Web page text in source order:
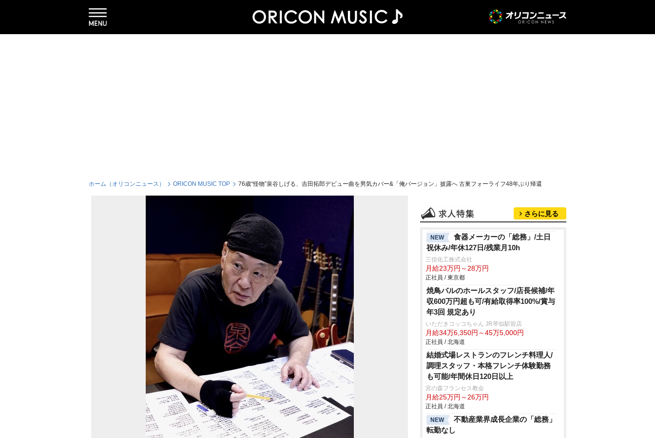
ホーム（オリコンニュース） ORICON MUSIC TOP 76歳“怪物”泉谷しげる、吉田拓郎デビュー曲を男気カバー&「俺バージョン」披露へ 古巣フォーライフ48年ぶり帰還
さらに見る
NEW
食器メーカーの「総務」/土日
祝休み/年休127日/残業月10h
三信化工株式会社
月給23万円～28万円
正社員 / 東京都
焼鳥バルのホールスタッフ/店長候補/年
収600万円超も可/有給取得率100%/賞与
年3回 規定あり
いただきコッコちゃん JR琴似駅前店
月給34万6,350円～45万5,000円
正社員 / 北海道
結婚式場レストランのフレンチ料理人/
調理スタッフ・本格フレンチ体験勤務
も可能/年間休日120日以上
宮の森フランセス教会
月給25万円～26万円
正社員 / 北海道
NEW
不動産業界成長企業の「総務」
転勤なし